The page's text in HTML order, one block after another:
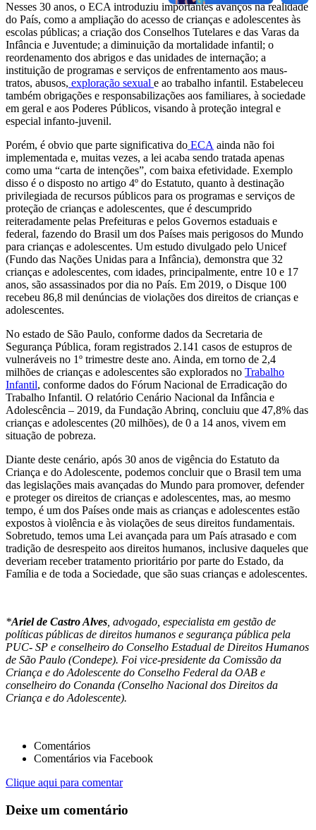
Nesses 30 anos, o ECA introduziu importantes avanços na realidade
do País, como a ampliação do acesso de crianças e adolescentes às
escolas públicas; a criação dos Conselhos Tutelares e das Varas da
Infância e Juventude; a diminuição da mortalidade infantil; o
reordenamento dos abrigos e das unidades de internação; a
instituição de programas e serviços de enfrentamento aos maus-
tratos, abusos, exploração sexual e ao trabalho infantil. Estabeleceu
também obrigações e responsabilizações aos familiares, à sociedade
em geral e aos Poderes Públicos, visando à proteção integral e
especial infanto-juvenil.
Porém, é obvio que parte significativa do ECA ainda não foi
implementada e, muitas vezes, a lei acaba sendo tratada apenas
como uma “carta de intenções”, com baixa efetividade. Exemplo
disso é o disposto no artigo 4º do Estatuto, quanto à destinação
privilegiada de recursos públicos para os programas e serviços de
proteção de crianças e adolescentes, que é descumprido
reiteradamente pelas Prefeituras e pelos Governos estaduais e
federal, fazendo do Brasil um dos Países mais perigosos do Mundo
para crianças e adolescentes. Um estudo divulgado pelo Unicef
(Fundo das Nações Unidas para a Infância), demonstra que 32
crianças e adolescentes, com idades, principalmente, entre 10 e 17
anos, são assassinados por dia no País. Em 2019, o Disque 100
recebeu 86,8 mil denúncias de violações dos direitos de crianças e
adolescentes.
No estado de São Paulo, conforme dados da Secretaria de
Segurança Pública, foram registrados 2.141 casos de estupros de
vulneráveis no 1º trimestre deste ano. Ainda, em torno de 2,4
milhões de crianças e adolescentes são explorados no Trabalho
Infantil, conforme dados do Fórum Nacional de Erradicação do
Trabalho Infantil. O relatório Cenário Nacional da Infância e
Adolescência – 2019, da Fundação Abrinq, concluiu que 47,8% das
crianças e adolescentes (20 milhões), de 0 a 14 anos, vivem em
situação de pobreza.
Diante deste cenário, após 30 anos de vigência do Estatuto da
Criança e do Adolescente, podemos concluir que o Brasil tem uma
das legislações mais avançadas do Mundo para promover, defender
e proteger os direitos de crianças e adolescentes, mas, ao mesmo
tempo, é um dos Países onde mais as crianças e adolescentes estão
expostos à violência e às violações de seus direitos fundamentais.
Sobretudo, temos uma Lei avançada para um País atrasado e com
tradição de desrespeito aos direitos humanos, inclusive daqueles que
deveriam receber tratamento prioritário por parte do Estado, da
Família e de toda a Sociedade, que são suas crianças e adolescentes.
*Ariel de Castro Alves , advogado, especialista em gestão de
políticas públicas de direitos humanos e segurança pública pela
PUC- SP e conselheiro do Conselho Estadual de Direitos Humanos
de São Paulo (Condepe). Foi vice-presidente da Comissão da
Criança e do Adolescente do Conselho Federal da OAB e
conselheiro do Conanda (Conselho Nacional dos Direitos da
Criança e do Adolescente).
Comentários
Comentários via Facebook
Clique aqui para comentar
Deixe um comentário